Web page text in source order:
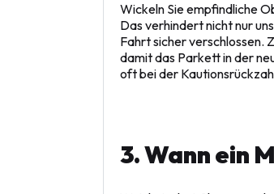
Wickeln Sie empfindliche
Das verhindert nicht nur
Fahrt sicher verschlossen.
damit das Parkett in der
oft bei der
3. Wann ein